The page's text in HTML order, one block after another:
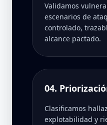
Validamos
escenarios de
controlado,
alcance pactado.
04.
Clasificamos
explotabilidad y